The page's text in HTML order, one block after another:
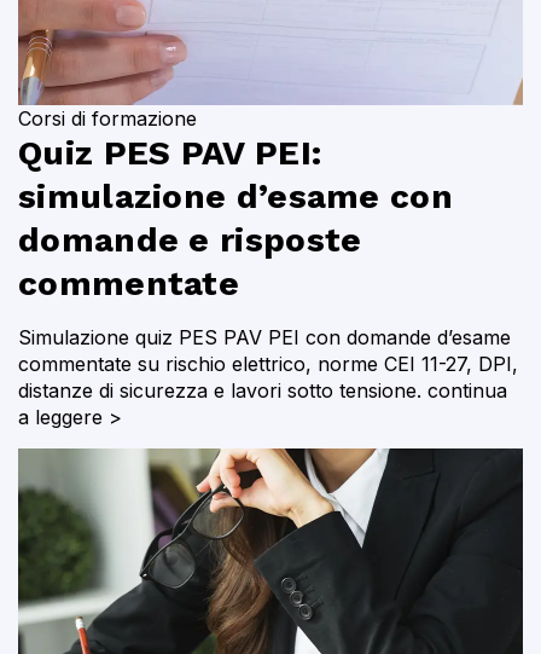
Corsi di formazione
Quiz PES PAV PEI:
simulazione d’esame con
domande e risposte
commentate
Simulazione quiz PES PAV PEI con domande d’esame
commentate su rischio elettrico, norme CEI 11-27, DPI,
distanze di sicurezza e lavori sotto tensione. continua
a leggere >